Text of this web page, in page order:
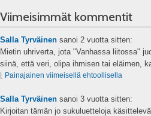
Viimeisimmät kommentit
Salla Tyrväinen sanoi 2 vuotta sitten:
Mietin uhriverta, jota "Vanhassa liitossa"
siinä, että veri, olipa ihmisen tai eläimen,
⌊ Painajainen viimeisellä ehtoollisella
Salla Tyrväinen sanoi 3 vuotta sitten:
Kirjoitan tämän jo sukuluetteloja